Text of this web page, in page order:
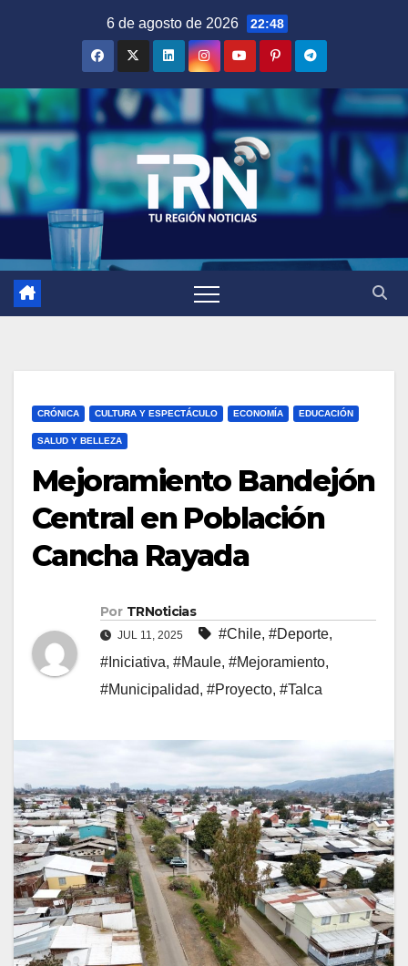
6 de agosto de 2026 22:48
CRÓNICA CULTURA Y ESPECTÁCULO ECONOMÍA EDUCACIÓN
SALUD Y BELLEZA
Mejoramiento Bandejón
Central en Población
Cancha Rayada
Por TRNoticias
JUL 11, 2025 #Chile, #Deporte,
#Iniciativa, #Maule, #Mejoramiento,
#Municipalidad, #Proyecto, #Talca